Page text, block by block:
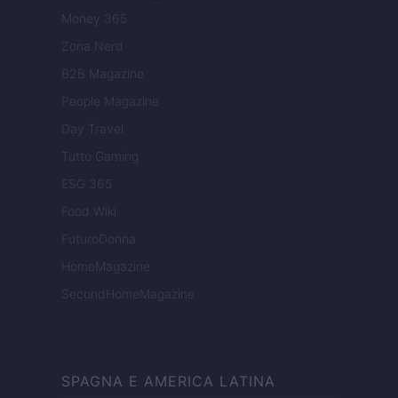
Money 365
Zona Nerd
B2B Magazine
People Magazine
Day Travel
Tutto Gaming
ESG 365
Food Wiki
FuturoDonna
HomeMagazine
SecondHomeMagazine
SPAGNA E AMERICA LATINA